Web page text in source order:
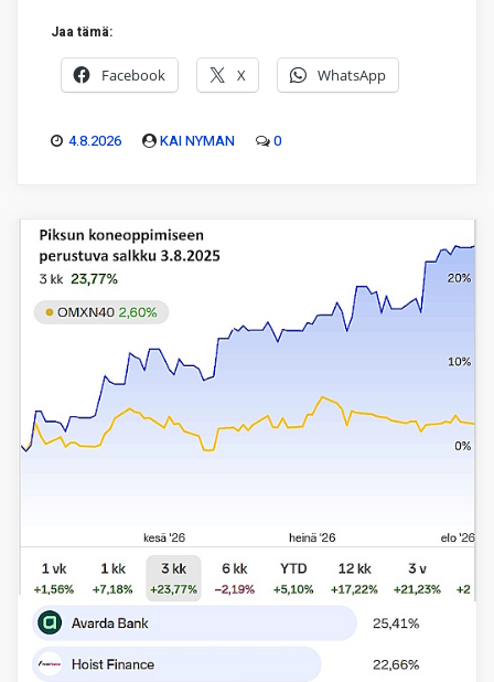
Jaa tämä:
Facebook X WhatsApp
4.8.2026 KAI NYMAN 0